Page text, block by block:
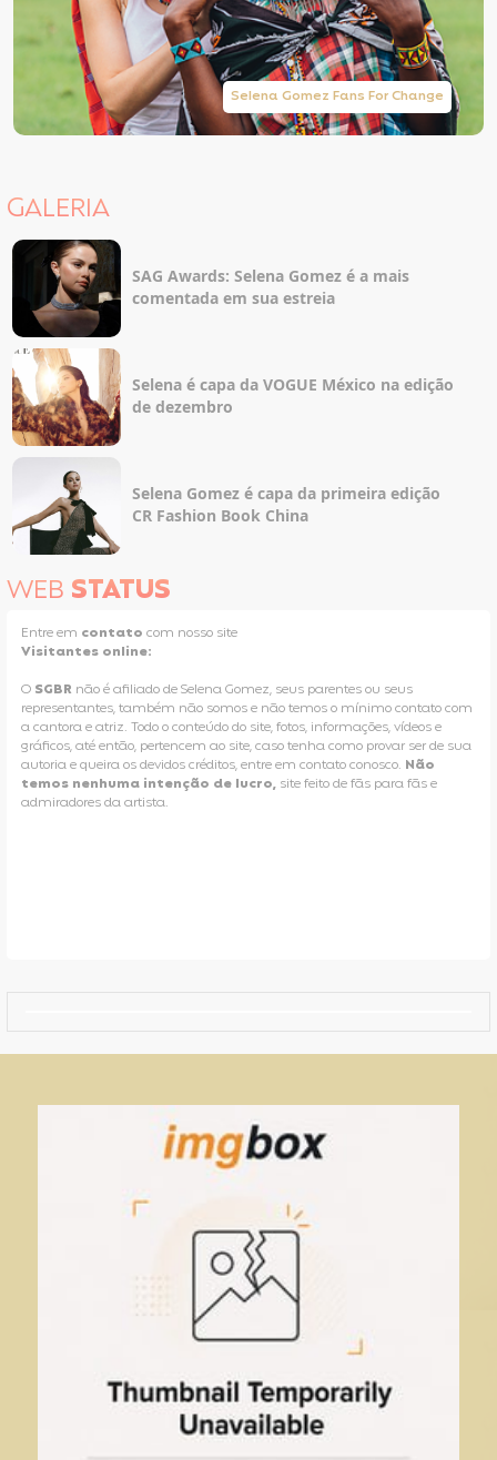
Selena Gomez Fans For Change
GALERIA
SAG Awards: Selena Gomez é a mais
comentada em sua estreia
Selena é capa da VOGUE México na edição
de dezembro
Selena Gomez é capa da primeira edição
CR Fashion Book China
WEB STATUS
Entre em contato com nosso site
Visitantes online:
O SGBR não é afiliado de Selena Gomez, seus parentes ou seus
representantes, também não somos e não temos o mínimo contato com
a cantora e atriz. Todo o conteúdo do site, fotos, informações, vídeos e
gráficos, até então, pertencem ao site, caso tenha como provar ser de sua
autoria e queira os devidos créditos, entre em contato conosco. Não
temos nenhuma intenção de lucro, site feito de fãs para fãs e
admiradores da artista.